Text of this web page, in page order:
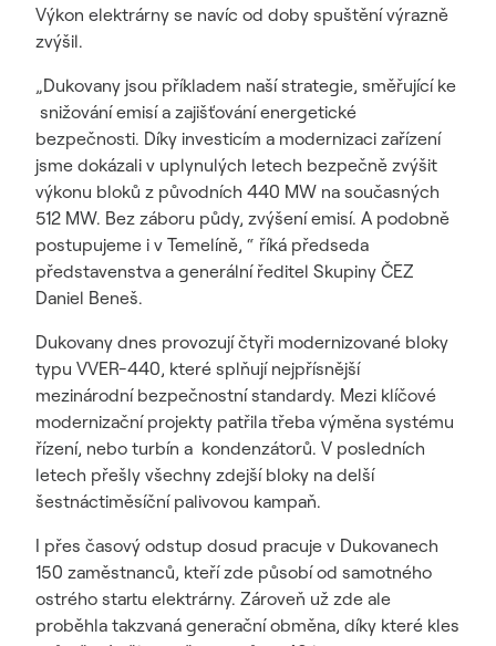
Výkon elektrárny se navíc od doby spuštění výrazně
zvýšil.
„Dukovany jsou příkladem naší strategie, směřující ke
snižování emisí a zajišťování energetické
bezpečnosti. Díky investicím a modernizaci zařízení
jsme dokázali v uplynulých letech bezpečně zvýšit
výkonu bloků z původních 440 MW na současných
512 MW. Bez záboru půdy, zvýšení emisí. A podobně
postupujeme i v Temelíně, “ říká předseda
představenstva a generální ředitel Skupiny ČEZ
Daniel Beneš.
Dukovany dnes provozují čtyři modernizované bloky
typu VVER-440, které splňují nejpřísnější
mezinárodní bezpečnostní standardy. Mezi klíčové
modernizační projekty patřila třeba výměna systému
řízení, nebo turbín a kondenzátorů. V posledních
letech přešly všechny zdejší bloky na delší
šestnáctiměsíční palivovou kampaň.
I přes časový odstup dosud pracuje v Dukovanech
150 zaměstnanců, kteří zde působí od samotného
ostrého startu elektrárny. Zároveň už zde ale
proběhla takzvaná generační obměna, díky které kles